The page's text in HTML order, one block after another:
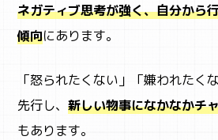
ネガティブ思考が強く、自分から
傾向にあります。
「怒られたくない」「嫌われたく
先行し、新しい物事になかなかチ
もあります。